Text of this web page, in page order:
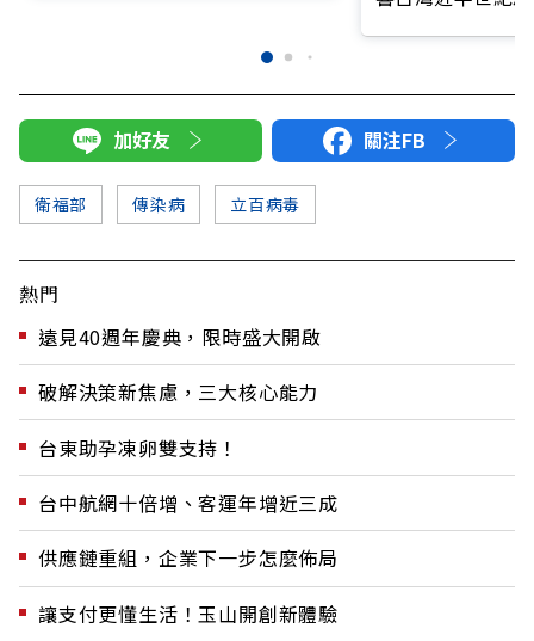
加好友 關注FB
衛福部 傳染病 立百病毒
熱門
遠見40週年慶典，限時盛大開啟
破解決策新焦慮，三大核心能力
台東助孕凍卵雙支持！
台中航網十倍增、客運年增近三成
供應鏈重組，企業下一步怎麼佈局
讓支付更懂生活！玉山開創新體驗